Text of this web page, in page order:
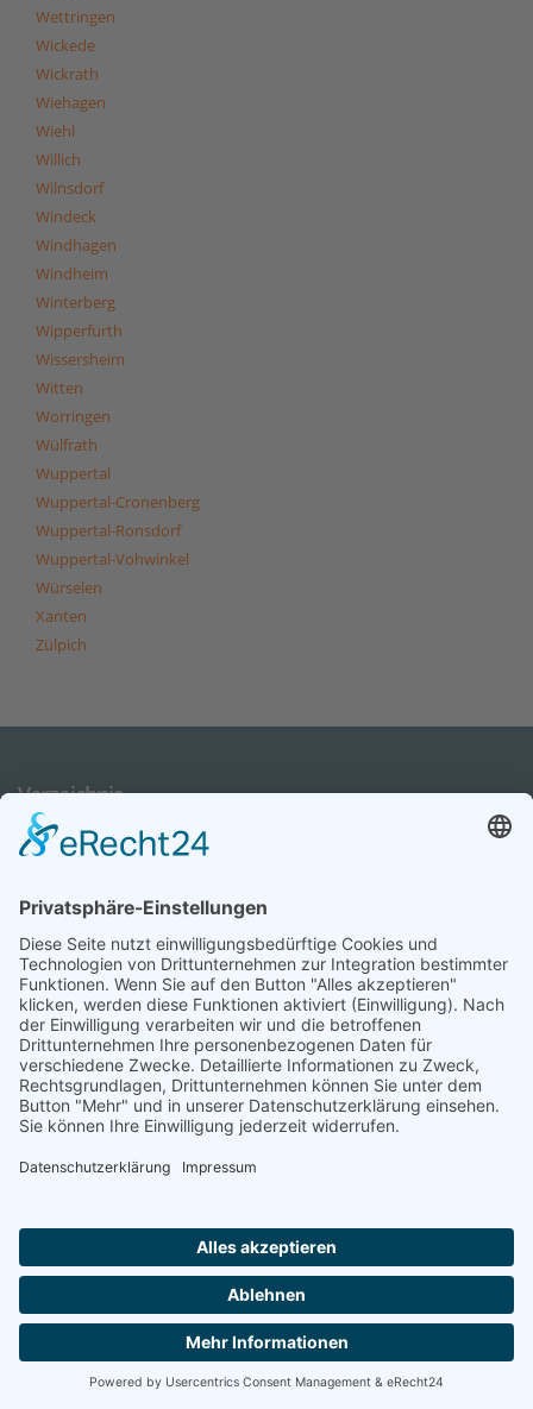
Wettringen
Wickede
Wickrath
Wiehagen
Wiehl
Willich
Wilnsdorf
Windeck
Windhagen
Windheim
Winterberg
Wipperfürth
Wissersheim
Witten
Worringen
Wülfrath
Wuppertal
Wuppertal-Cronenberg
Wuppertal-Ronsdorf
Wuppertal-Vohwinkel
Würselen
Xanten
Zülpich
Verzeichnis
In unserem Städteverzeichnis finden Sie passende
ausgewiesen auf die einzelnen
Übersichten kommen Sie schnell zu Ihrer persönlichen
Residenzauswahl und können mit den Detailinformationen
über die einzelnen Häuser Leistungsvergleiche vornehmen.
Top-Residenzen in den
Bundesländern finden
Baden-Württemberg
Berlin
Brandenburg
Sie suchen einen Platz in einer Seniorenresidenz?
Wir sind auch telefonisch für Sie da und helfen.
Montag-Freitag von 8:00 - 16:30 Uhr
0800 800 666 0